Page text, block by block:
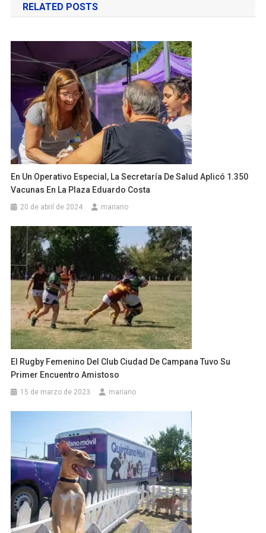
entradas
RELATED POSTS
En Un Operativo Especial, La Secretaría De Salud Aplicó 1.350
Vacunas En La Plaza Eduardo Costa
20 de abril de 2024 mariano
El Rugby Femenino Del Club Ciudad De Campana Tuvo Su
Primer Encuentro Amistoso
15 de marzo de 2023 mariano